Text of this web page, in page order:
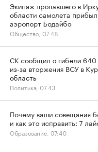
Экипаж пропавшего в
области самолета
аэропорт Бодайбо
Общество, 07:48
СК сообщил о гибели 640
из-за вторжения ВСУ в
область
Политика, 07:43
Почему ваши совещания
и как это исправить: 7
Образование, 07:40